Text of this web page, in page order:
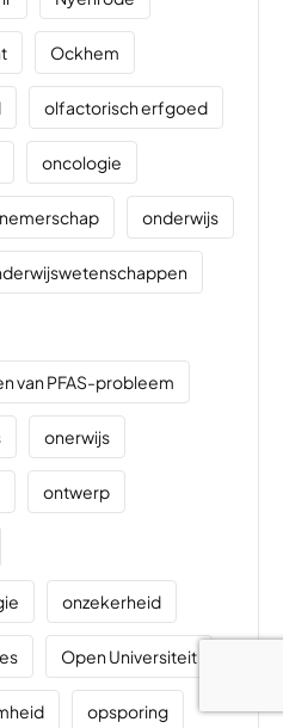
Ockhem
olfactorisch erfgoed
oncologie
onderwijs
van PFAS-probleem
onerwijs
ontwerp
onzekerheid
Open Universiteit
opsporing